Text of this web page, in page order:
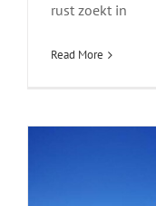
rust zoekt in
Read More